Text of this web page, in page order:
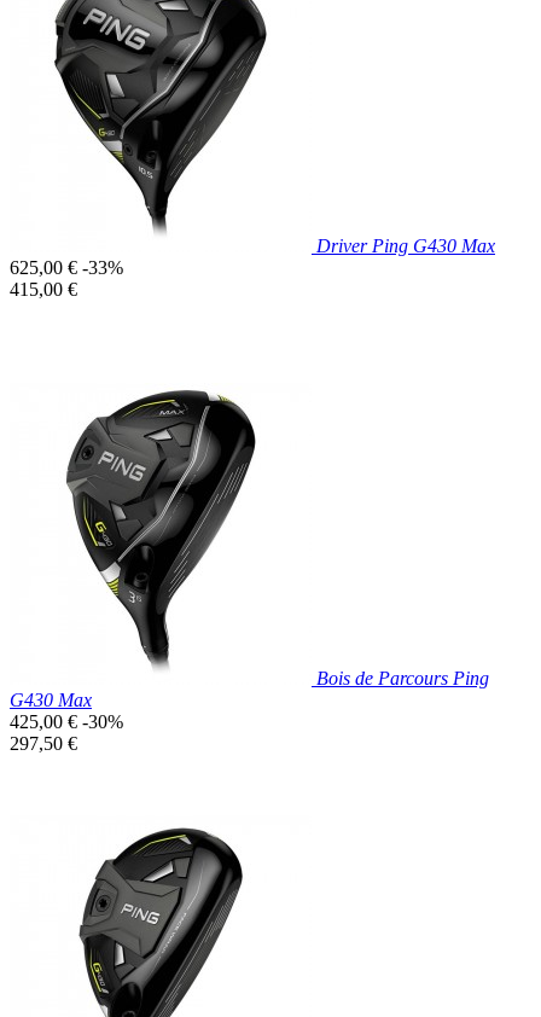
Aperçu rapide
Driver Ping G430 Max
Prix
de
625,00 € -33%
Prix
415,00 €
Prix réduit
Aperçu rapide
Bois de Parcours Ping
G430 Max
Prix
de
425,00 € -30%
Prix
297,50 €
Prix réduit
Aperçu rapide